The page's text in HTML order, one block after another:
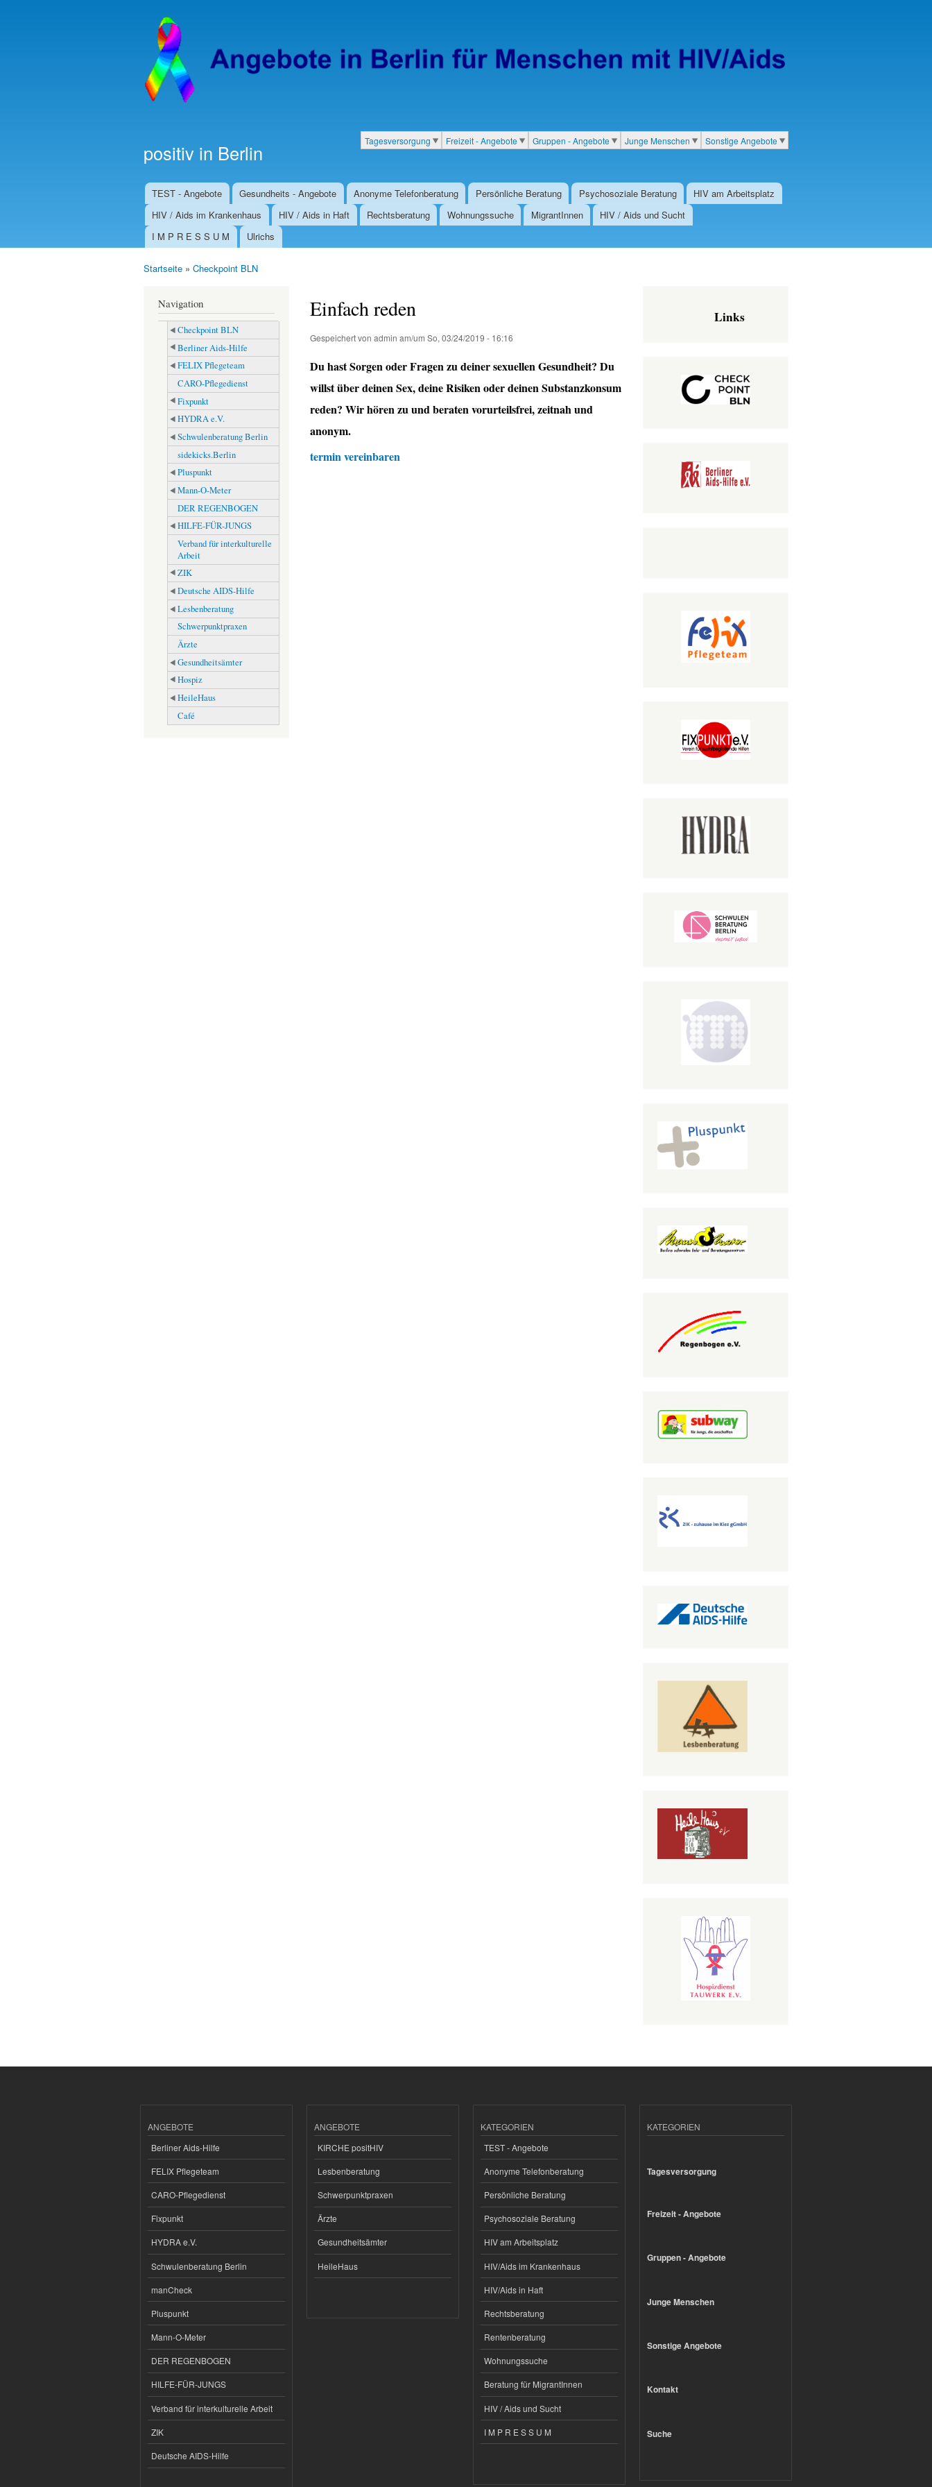
positiv in Berlin Kategorien
Tagesversorgung Freizeit - Angebote Gruppen - Angebote Junge Menschen Sonstige Angebote
Hauptmenü
TEST - Angebote Gesundheits - Angebote Anonyme Telefonberatung Persönliche Beratung Psychosoziale Beratung
HIV am Arbeitsplatz
HIV / Aids im Krankenhaus
HIV / Aids in Haft Rechtsberatung Wohnungssuche MigrantInnen
HIV / Aids und Sucht
I M P R E S S U M
Ulrichs
Startseite » Checkpoint BLN
Navigation
Checkpoint BLN
Berliner Aids-Hilfe
FELIX Pflegeteam
CARO-Pflegedienst
Fixpunkt
HYDRA e.V.
Schwulenberatung Berlin
sidekicks.Berlin
Pluspunkt
Mann-O-Meter
DER REGENBOGEN
HILFE-FÜR-JUNGS
Verband für interkulturelle
Arbeit
ZIK
Deutsche AIDS-Hilfe
Lesbenberatung
Schwerpunktpraxen
Ärzte
Gesundheitsämter
Hospiz
HeileHaus
Café
Einfach reden
Gespeichert von admin am/um So, 03/24/2019 - 16:16
Du hast Sorgen oder Fragen zu deiner sexuellen Gesundheit? Du
willst über deinen Sex, deine Risiken oder deinen Substanzkonsum
reden? Wir hören zu und beraten vorurteilsfrei, zeitnah und
anonym.
termin vereinbaren
Links
ANGEBOTE
Berliner Aids-Hilfe
FELIX Pflegeteam
CARO-Pflegedienst
Fixpunkt
HYDRA e.V.
Schwulenberatung Berlin
manCheck
Pluspunkt
Mann-O-Meter
DER REGENBOGEN
HILFE-FÜR-JUNGS
Verband für interkulturelle Arbeit
ZIK
Deutsche AIDS-Hilfe
ANGEBOTE
KIRCHE positHIV
Lesbenberatung
Schwerpunktpraxen
Ärzte
Gesundheitsämter
HeileHaus
KATEGORIEN
TEST - Angebote
Anonyme Telefonberatung
Persönliche Beratung
Psychosoziale Beratung
HIV am Arbeitsplatz
HIV/Aids im Krankenhaus
HIV/Aids in Haft
Rechtsberatung
Rentenberatung
Wohnungssuche
Beratung für MigrantInnen
HIV / Aids und Sucht
I M P R E S S U M
KATEGORIEN
Tagesversorgung
Freizeit - Angebote
Gruppen - Angebote
Junge Menschen
Sonstige Angebote
Kontakt
Suche